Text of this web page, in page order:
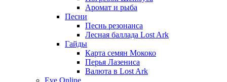
Аромат и рыба
Песни
Песнь резонанса
Лесная баллада Lost Ark
Гайды
Карта семян Мококо
Перья Лазениса
Валюта в Lost Ark
Eve Online